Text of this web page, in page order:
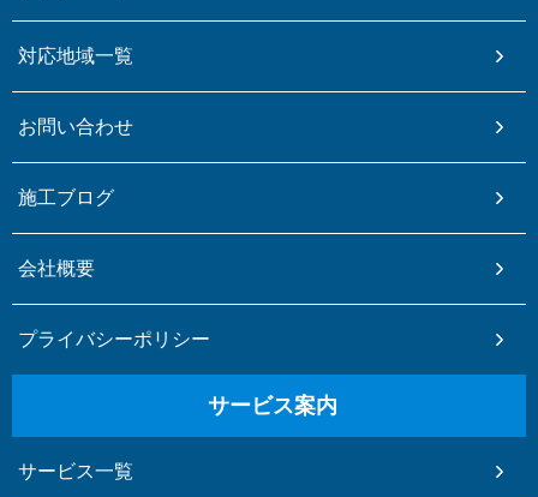
対応地域一覧
お問い合わせ
施工ブログ
会社概要
プライバシーポリシー
サービス案内
サービス一覧